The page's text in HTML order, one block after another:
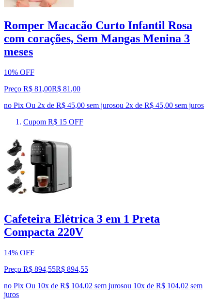
Romper Macacão Curto Infantil Rosa
com corações, Sem Mangas Menina 3
meses
10% OFF
Preço R$ 81,00R$ 81 ,00
no Pix Ou 2x de R$ 45,00 sem jurosou 2x de R$ 45,00 sem juros
Cupom R$ 15 OFF
Cafeteira Elétrica 3 em 1 Preta
Compacta 220V
14% OFF
Preço R$ 894,55R$ 894,55
no Pix Ou 10x de R$ 104,02 sem jurosou 10x de R$ 104,02 sem
juros